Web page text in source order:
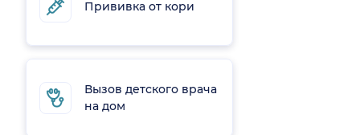
Прививка от кори
Вызов детского врача
на дом